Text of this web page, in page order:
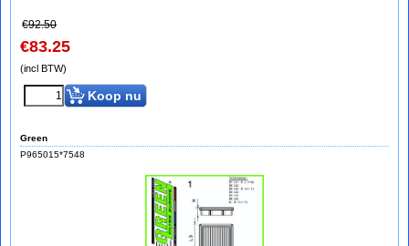
€92.50
€83.25
(incl BTW)
Koop nu
Green
P965015*7548